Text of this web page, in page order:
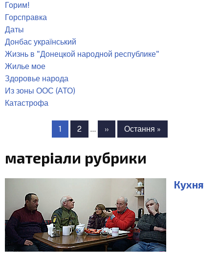
Горим!
Горсправка
Даты
Донбас український
Жизнь в "Донецкой народной республике"
Жилье мое
Здоровье народа
Из зоны ООС (АТО)
Катастрофа
Сторінка
1 Сторінка
2 …
Наступна
››
Остання
Остання »
матеріали рубрики
Кухня